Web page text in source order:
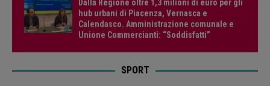
Dalla Regione oltre 1,3 milioni di euro per gli
hub urbani di Piacenza, Vernasca e
Calendasco. Amministrazione comunale e
Unione Commercianti: “Soddisfatti”
SPORT